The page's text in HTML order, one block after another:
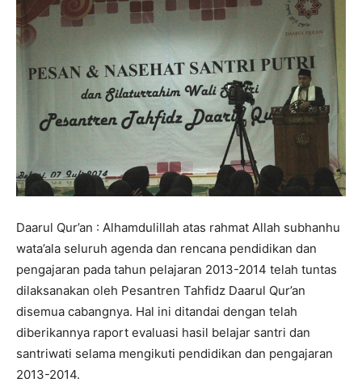
Daarul Qur’an : Alhamdulillah atas rahmat Allah subhanhu
wata’ala seluruh agenda dan rencana pendidikan dan
pengajaran pada tahun pelajaran 2013-2014 telah tuntas
dilaksanakan oleh Pesantren Tahfidz Daarul Qur’an
disemua cabangnya. Hal ini ditandai dengan telah
diberikannya raport evaluasi hasil belajar santri dan
santriwati selama mengikuti pendidikan dan pengajaran
2013-2014.